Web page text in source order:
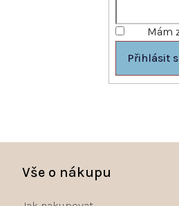
Mám
Přihlásit
Vše o nákupu